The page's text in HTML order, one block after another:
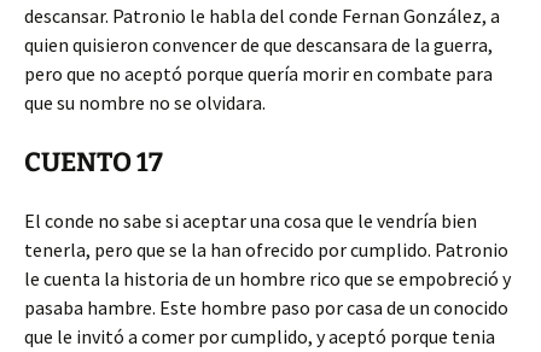
descansar. Patronio le habla del conde Fernan González, a
quien quisieron convencer de que descansara de la guerra,
pero que no aceptó porque quería morir en combate para
que su nombre no se olvidara.
CUENTO 17
El conde no sabe si aceptar una cosa que le vendría bien
tenerla, pero que se la han ofrecido por cumplido. Patronio
le cuenta la historia de un hombre rico que se empobreció y
pasaba hambre. Este hombre paso por casa de un conocido
que le invitó a comer por cumplido, y aceptó porque tenia